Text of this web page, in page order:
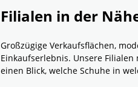
Filialen in der
Großzügige Verkaufsflächen,
Einkaufserlebnis. Unsere
einen Blick, welche Schuhe in